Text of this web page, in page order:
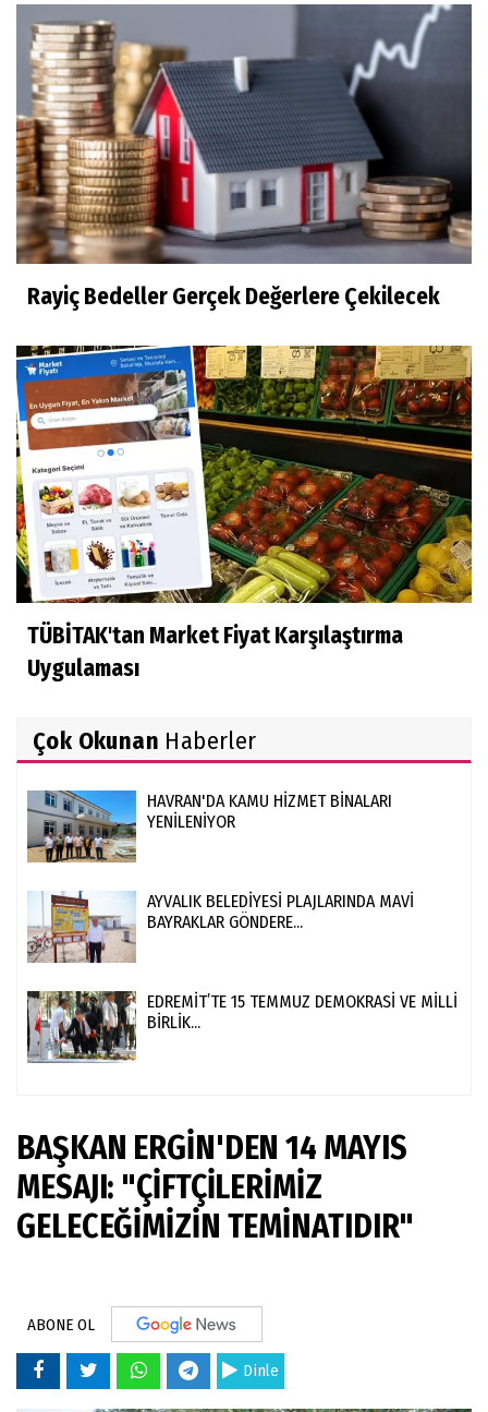
Rayiç Bedeller Gerçek Değerlere Çekilecek
TÜBİTAK'tan Market Fiyat Karşılaştırma
Uygulaması
Çok Okunan Haberler
HAVRAN'DA KAMU HİZMET BİNALARI
YENİLENİYOR
AYVALIK BELEDİYESİ PLAJLARINDA MAVİ
BAYRAKLAR GÖNDERE...
EDREMİT’TE 15 TEMMUZ DEMOKRASİ VE MİLLİ
BİRLİK...
BAŞKAN ERGİN'DEN 14 MAYIS
MESAJI: "ÇİFTÇİLERİMİZ
GELECEĞİMİZİN TEMİNATIDIR"
ABONE OL
Dinle